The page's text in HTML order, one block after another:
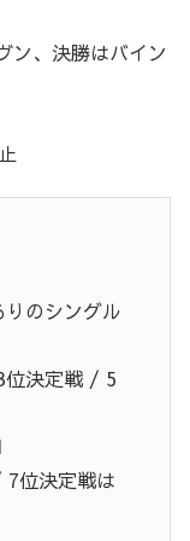
ン、決勝はバイン
のシングル
位決定戦 / 5
位決定戦は